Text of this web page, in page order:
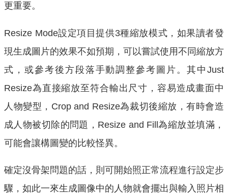
更重要。
Resize Mode設定項目提供3種縮放模式，如果讀者發
現生成圖片的效果不如預期，可以嘗試使用不同縮放方
式，或參考後方段落手動調整參考圖片。其中Just
Resize為直接縮放至符合輸出尺寸，容易造成畫面中
人物變型，Crop and Resize為裁切後縮放，有時會造
成人物被切除的問題，Resize and Fill為縮放並填滿，
可能會讓構圖變的比較怪異。
確定沒骨架問題的話，則可開始照正常流程進行設定步
驟，如此一來生成圖像中的人物就會擺出與輸入照片相